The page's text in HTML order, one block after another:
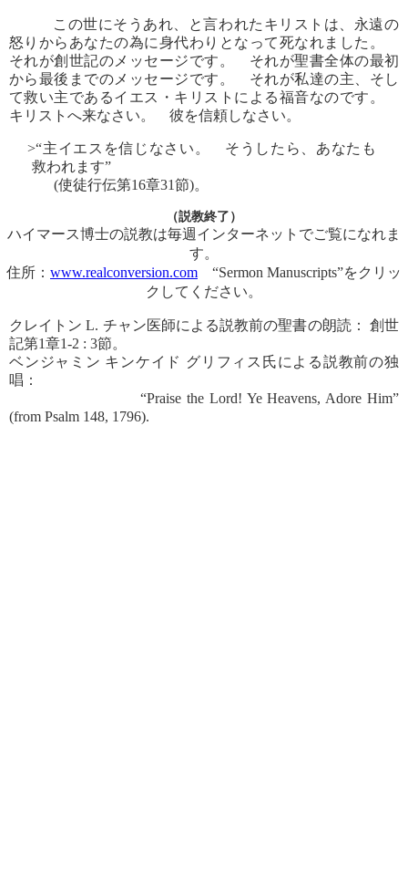
この世にそうあれ、と言われたキリストは、永遠の
怒りからあなたの為に身代わりとなって死なれました。
それが創世記のメッセージです。 それが聖書全体の最初
から最後までのメッセージです。 それが私達の主、そし
て救い主であるイエス・キリストによる福音なのです。
キリストへ来なさい。 彼を信頼しなさい。
>“主イエスを信じなさい。 そうしたら、あなたも
救われます”
(使徒行伝第16章31節)。
（説教終了）
ハイマース博士の説教は毎週インターネットでご覧になれま
す。
住所： www.realconversion.com “Sermon Manuscripts”をクリッ
クしてください。
クレイトン L. チャン医師による説教前の聖書の朗読： 創世
記第1章1-2 : 3節。
ベンジャミン キンケイド グリフィス氏による説教前の独
唱：
“Praise the Lord! Ye Heavens, Adore Him”
(from Psalm 148, 1796).